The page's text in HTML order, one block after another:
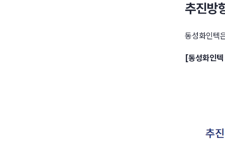
추진방
동성화인텍
[동성화인